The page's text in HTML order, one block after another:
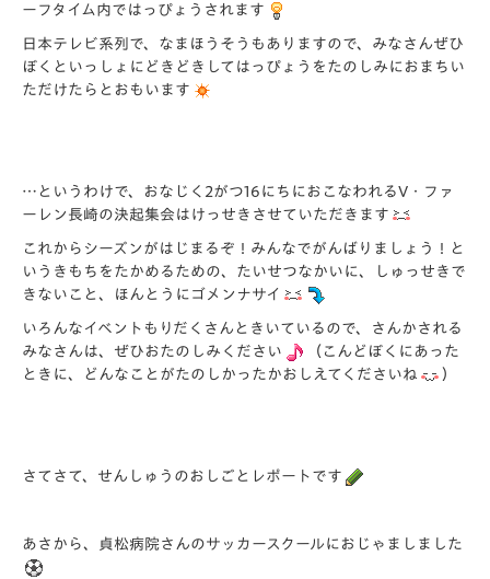
ーフタイム内ではっぴょうされます
日本テレビ系列で、なまほうそうもありますので、みなさんぜひ
ぼくといっしょにどきどきしてはっぴょうをたのしみにおまちい
ただけたらとおもいます
…というわけで、おなじく2がつ16にちにおこなわれるV・ファ
ーレン長崎の決起集会はけっせきさせていただきます
これからシーズンがはじまるぞ！みんなでがんばりましょう！と
いうきもちをたかめるための、たいせつなかいに、しゅっせきで
きないこと、ほんとうにゴメンナサイ
いろんなイベントもりだくさんときいているので、さんかされる
みなさんは、ぜひおたのしみください
（こんどぼくにあった
ときに、どんなことがたのしかったかおしえてくださいね
）
さてさて、せんしゅうのおしごとレポートです
あさから、貞松病院さんのサッカースクールにおじゃましました